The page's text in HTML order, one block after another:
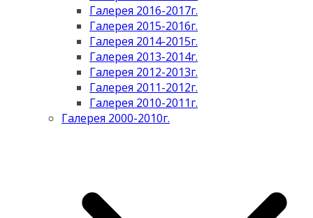
Галерея 2016-2017г.
Галерея 2015-2016г.
Галерея 2014-2015г.
Галерея 2013-2014г.
Галерея 2012-2013г.
Галерея 2011-2012г.
Галерея 2010-2011г.
Галерея 2000-2010г.